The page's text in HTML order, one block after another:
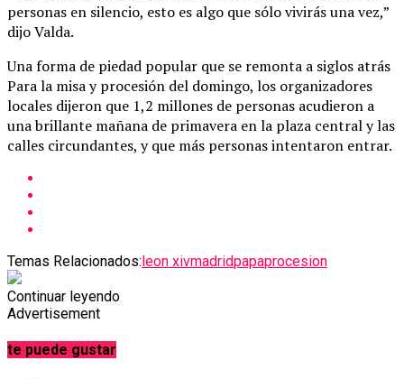
personas en silencio, esto es algo que sólo vivirás una vez,”
dijo Valda.
Una forma de piedad popular que se remonta a siglos atrás
Para la misa y procesión del domingo, los organizadores
locales dijeron que 1,2 millones de personas acudieron a
una brillante mañana de primavera en la plaza central y las
calles circundantes, y que más personas intentaron entrar.
Temas Relacionados:leon xivmadridpapaprocesion
Continuar leyendo
Advertisement
te puede gustar